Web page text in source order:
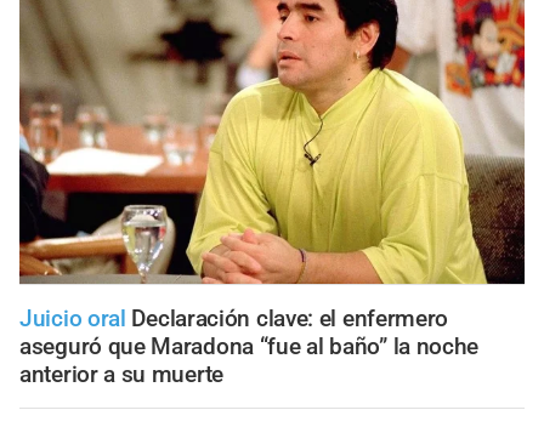
Juicio oral Declaración clave: el enfermero
aseguró que Maradona “fue al baño” la noche
anterior a su muerte